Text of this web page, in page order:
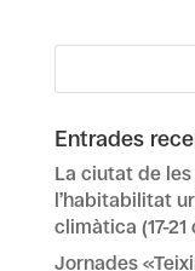
Entrades
La ciutat de
l’habitabilitat
climàtica (17-
Jornades